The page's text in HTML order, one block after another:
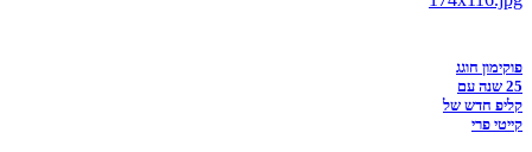
פוקימון חוגג
25 שנה עם
קליפ חדש של
קייטי פרי